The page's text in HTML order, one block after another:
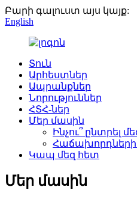
Բարի գալուստ այս կայք:
English
Տուն
Արհեստներ
Ապրանքներ
Նորություններ
ՀՏՀ-ներ
Մեր մասին
Ինչու՞ ընտրել
Կապ մեզ հետ
Մեր մասին